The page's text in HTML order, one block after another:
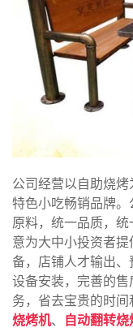
公司经营以自助烧
特色小吃畅销品牌。
原料，统一品质，
意为大中小投资者
备，店铺人才输出、
设备安装，完善的
务，省去宝贵的时
烧烤机、 自动翻转烧